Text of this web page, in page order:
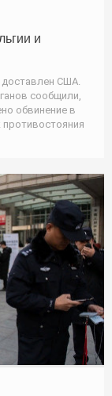
и
доставлен США.
сообщили,
обвинение в